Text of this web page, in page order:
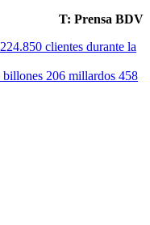
T: Prensa BDV
clientes durante la
206 millardos 458